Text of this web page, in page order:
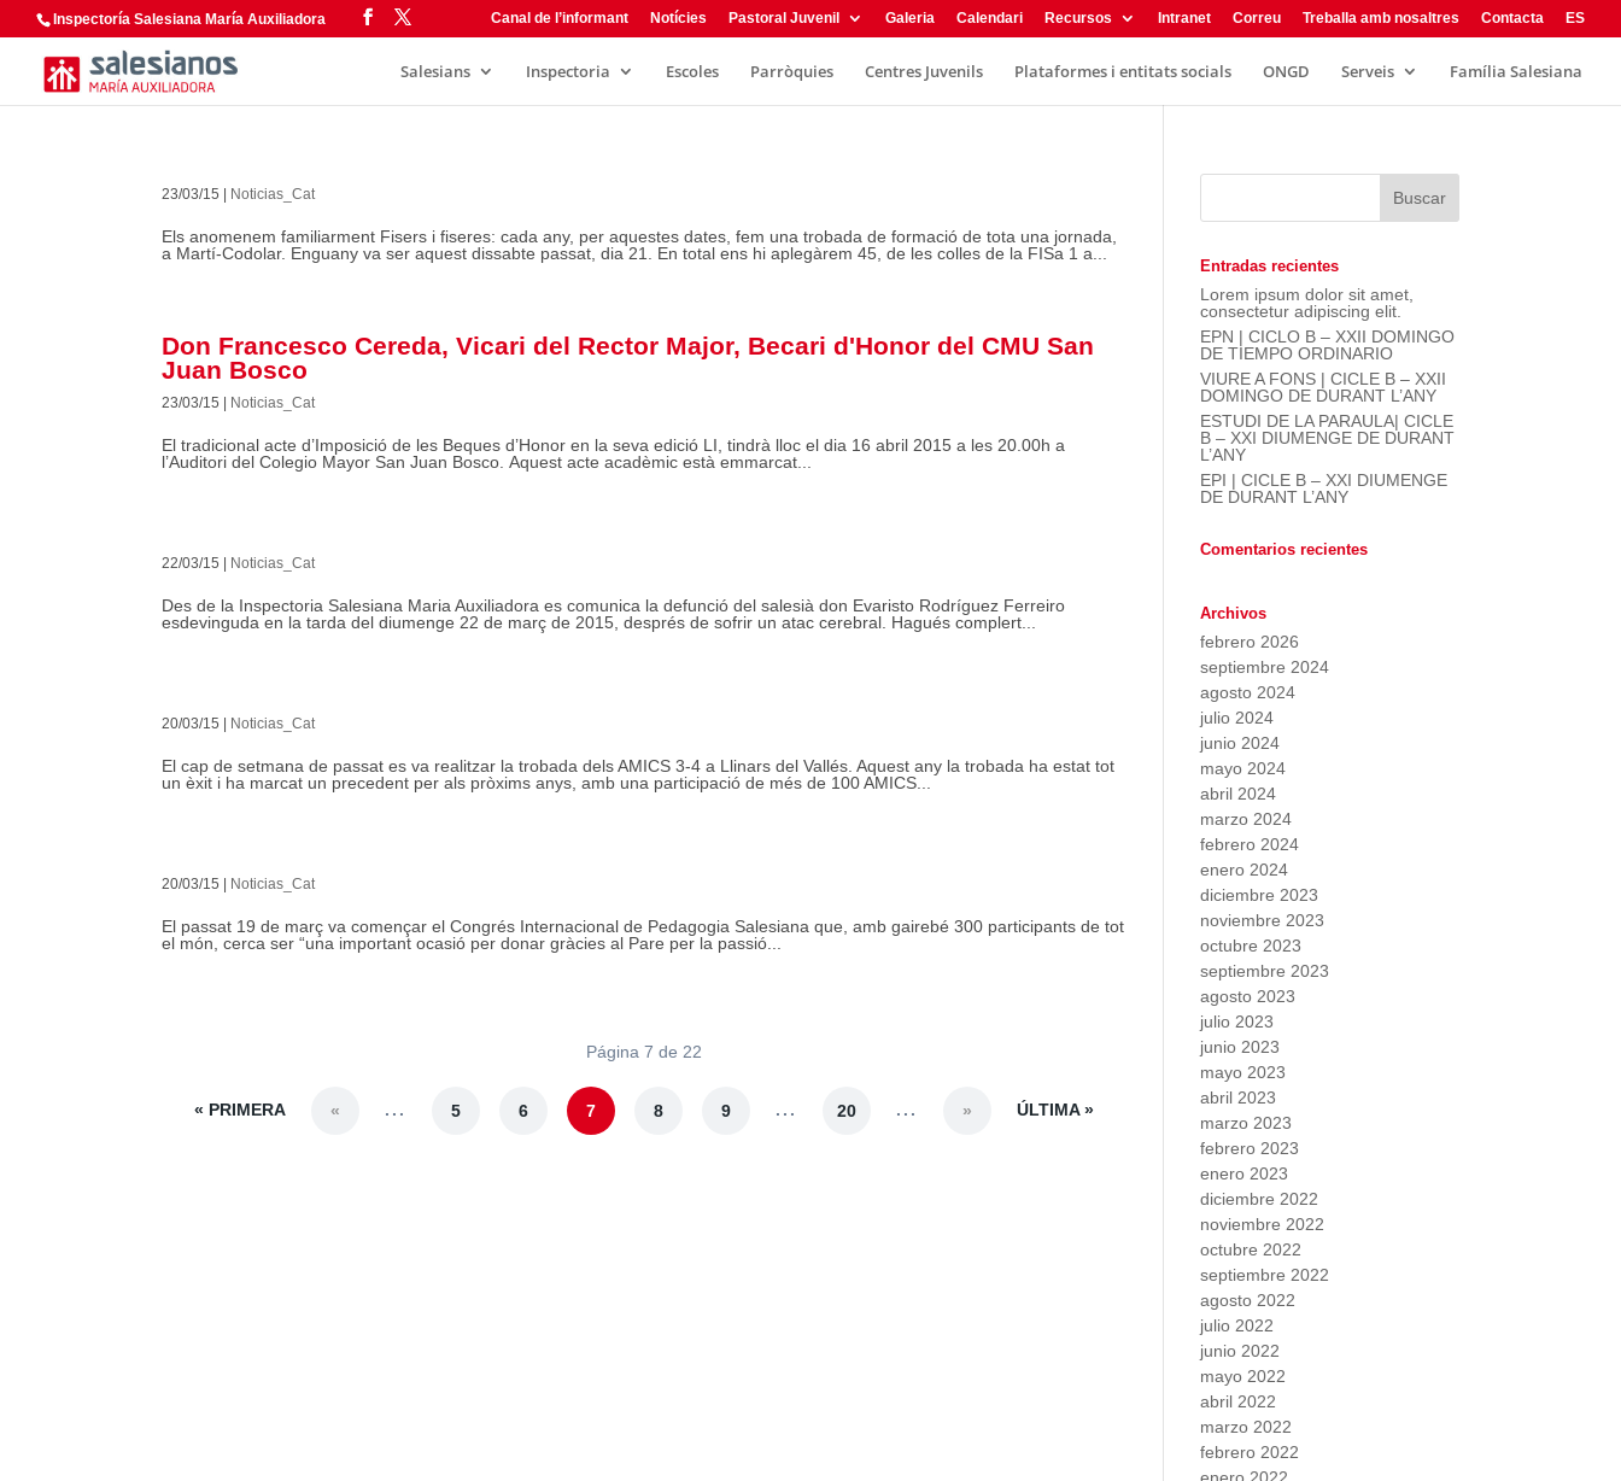
Inspectoría Salesiana María Auxiliadora Canal de l’informant Notícies Pastoral Juvenil Galeria Calendari Recursos Intranet Correu Treballa amb nosaltres Contacta ES
Salesians Inspectoria Escoles Parròquies Centres Juvenils Plataformes i entitats socials ONGD Serveis Família Salesiana
23/03/15 Noticias_Cat
Els anomenem familiarment Fisers i fiseres: cada any, per aquestes dates, fem una trobada de formació de tota una jornada,
a Martí-Codolar. Enguany va ser aquest dissabte passat, dia 21. En total ens hi aplegàrem 45, de les colles de la FISa 1 a...
Don Francesco Cereda, Vicari del Rector Major, Becari d'Honor del CMU San
Juan Bosco
23/03/15 Noticias_Cat
El tradicional acte d’Imposició de les Beques d’Honor en la seva edició LI, tindrà lloc el dia 16 abril 2015 a les 20.00h a
l’Auditori del Colegio Mayor San Juan Bosco. Aquest acte acadèmic està emmarcat...
22/03/15 Noticias_Cat
Des de la Inspectoria Salesiana Maria Auxiliadora es comunica la defunció del salesià don Evaristo Rodríguez Ferreiro
esdevinguda en la tarda del diumenge 22 de març de 2015, després de sofrir un atac cerebral. Hagués complert...
20/03/15 Noticias_Cat
El cap de setmana de passat es va realitzar la trobada dels AMICS 3-4 a Llinars del Vallés. Aquest any la trobada ha estat tot
un èxit i ha marcat un precedent per als pròxims anys, amb una participació de més de 100 AMICS...
20/03/15 Noticias_Cat
El passat 19 de març va començar el Congrés Internacional de Pedagogia Salesiana que, amb gairebé 300 participants de tot
el món, cerca ser “una important ocasió per donar gràcies al Pare per la passió...
Página 7 de 22
« PRIMERA « ... 5 6 7 8 9 ... 20 ... » ÚLTIMA »
Entradas recientes
Lorem ipsum dolor sit amet,
consectetur adipiscing elit.
EPN | CICLO B – XXII DOMINGO
DE TIEMPO ORDINARIO
VIURE A FONS | CICLE B – XXII
DOMINGO DE DURANT L’ANY
ESTUDI DE LA PARAULA| CICLE
B – XXI DIUMENGE DE DURANT
L’ANY
EPI | CICLE B – XXI DIUMENGE
DE DURANT L’ANY
Comentarios recientes
Archivos
febrero 2026
septiembre 2024
agosto 2024
julio 2024
junio 2024
mayo 2024
abril 2024
marzo 2024
febrero 2024
enero 2024
diciembre 2023
noviembre 2023
octubre 2023
septiembre 2023
agosto 2023
julio 2023
junio 2023
mayo 2023
abril 2023
marzo 2023
febrero 2023
enero 2023
diciembre 2022
noviembre 2022
octubre 2022
septiembre 2022
agosto 2022
julio 2022
junio 2022
mayo 2022
abril 2022
marzo 2022
febrero 2022